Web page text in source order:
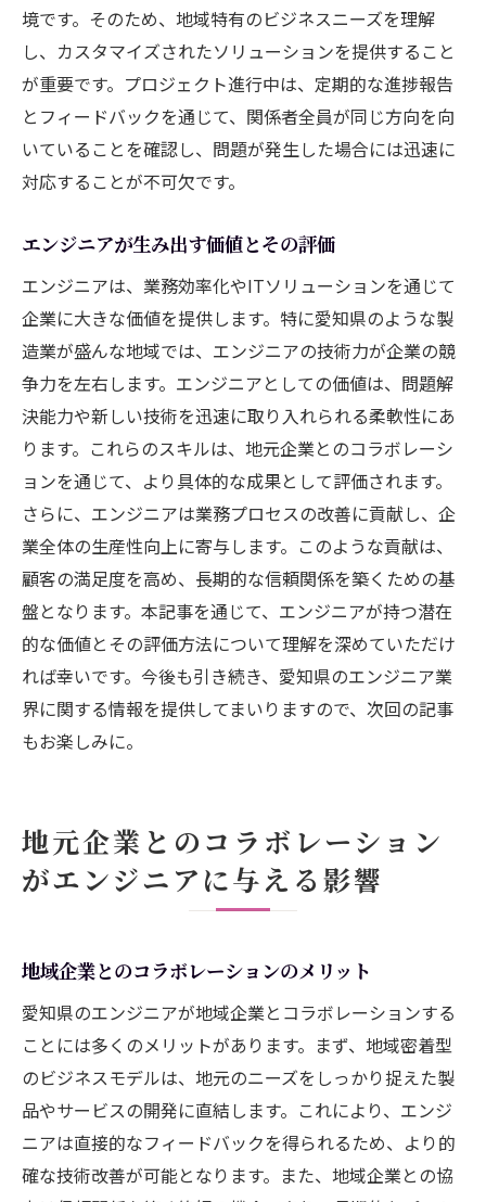
境です。そのため、地域特有のビジネスニーズを理解
し、カスタマイズされたソリューションを提供すること
が重要です。プロジェクト進行中は、定期的な進捗報告
とフィードバックを通じて、関係者全員が同じ方向を向
いていることを確認し、問題が発生した場合には迅速に
対応することが不可欠です。
エンジニアが生み出す価値とその評価
エンジニアは、業務効率化やITソリューションを通じて
企業に大きな価値を提供します。特に愛知県のような製
造業が盛んな地域では、エンジニアの技術力が企業の競
争力を左右します。エンジニアとしての価値は、問題解
決能力や新しい技術を迅速に取り入れられる柔軟性にあ
ります。これらのスキルは、地元企業とのコラボレーシ
ョンを通じて、より具体的な成果として評価されます。
さらに、エンジニアは業務プロセスの改善に貢献し、企
業全体の生産性向上に寄与します。このような貢献は、
顧客の満足度を高め、長期的な信頼関係を築くための基
盤となります。本記事を通じて、エンジニアが持つ潜在
的な価値とその評価方法について理解を深めていただけ
れば幸いです。今後も引き続き、愛知県のエンジニア業
界に関する情報を提供してまいりますので、次回の記事
もお楽しみに。
地元企業とのコラボレーション
がエンジニアに与える影響
地域企業とのコラボレーションのメリット
愛知県のエンジニアが地域企業とコラボレーションする
ことには多くのメリットがあります。まず、地域密着型
のビジネスモデルは、地元のニーズをしっかり捉えた製
品やサービスの開発に直結します。これにより、エンジ
ニアは直接的なフィードバックを得られるため、より的
確な技術改善が可能となります。また、地域企業との協